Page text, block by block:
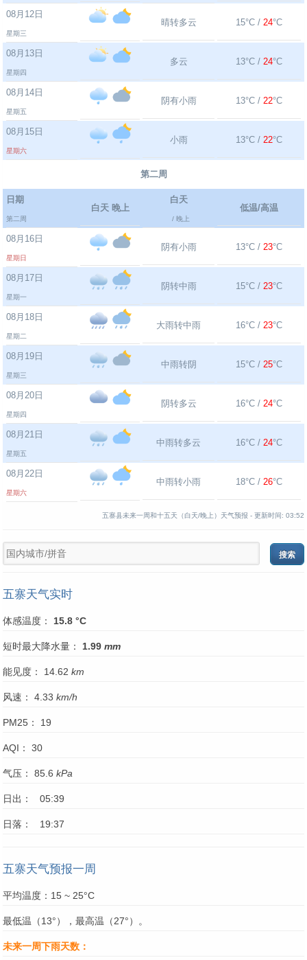
08月12日
星期三
晴转多云 15°C / 24°C
08月13日
星期四
多云 13°C / 24°C
08月14日
星期五
阴有小雨 13°C / 22°C
08月15日
星期六
小雨 13°C / 22°C
第二周
日期
第二周
白天 晚上
白天
/ 晚上
低温/高温
08月16日
星期日
阴有小雨 13°C / 23°C
08月17日
星期一
阴转中雨 15°C / 23°C
08月18日
星期二
大雨转中雨 16°C / 23°C
08月19日
星期三
中雨转阴 15°C / 25°C
08月20日
星期四
阴转多云 16°C / 24°C
08月21日
星期五
中雨转多云 16°C / 24°C
08月22日
星期六
中雨转小雨 18°C / 26°C
五寨县未来一周和十五天（白天/晚上）天气预报 - 更新时间: 03:52
五寨天气实时
体感温度： 15.8 °C
短时最大降水量： 1.99 mm
能见度： 14.62 km
风速： 4.33 km/h
PM25： 19
AQI： 30
气压： 85.6 kPa
日出： 05:39
日落： 19:37
五寨天气预报一周
平均温度：15 ~ 25°C
最低温（13°），最高温（27°）。
未来一周下雨天数：